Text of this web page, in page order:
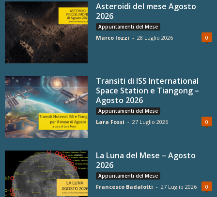
Asteroidi del mese Agosto
2026
Appuntamenti del Mese
Marco Iozzi - 28 Luglio 2026 0
Transiti di ISS International
Space Station e Tiangong –
Agosto 2026
Appuntamenti del Mese
Lara Fossi - 27 Luglio 2026 0
La Luna del Mese – Agosto
2026
Appuntamenti del Mese
Francesco Badalotti - 27 Luglio 2026 0